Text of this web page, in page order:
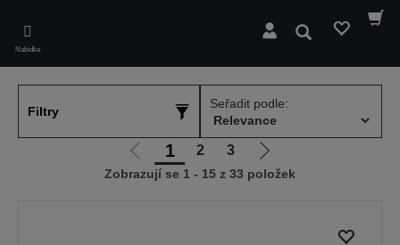
main
content
Nabídka
Hledat
Filtry
Seřadit podle:
Jít
na
1 2 3
Jít
na
Zobrazují se 1 - 15 z 33 položek